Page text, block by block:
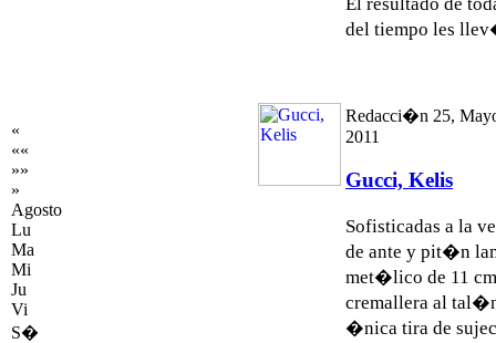
«
««
»»
»
Agosto
Lu
Ma
Mi
Ju
Vi
S�
El resultado de
del tiempo les
Redacci�n 25,
2011
Gucci, Kelis
Sofisticadas a la
de ante y pit�n
met�lico de 11
cremallera al
�nica tira de